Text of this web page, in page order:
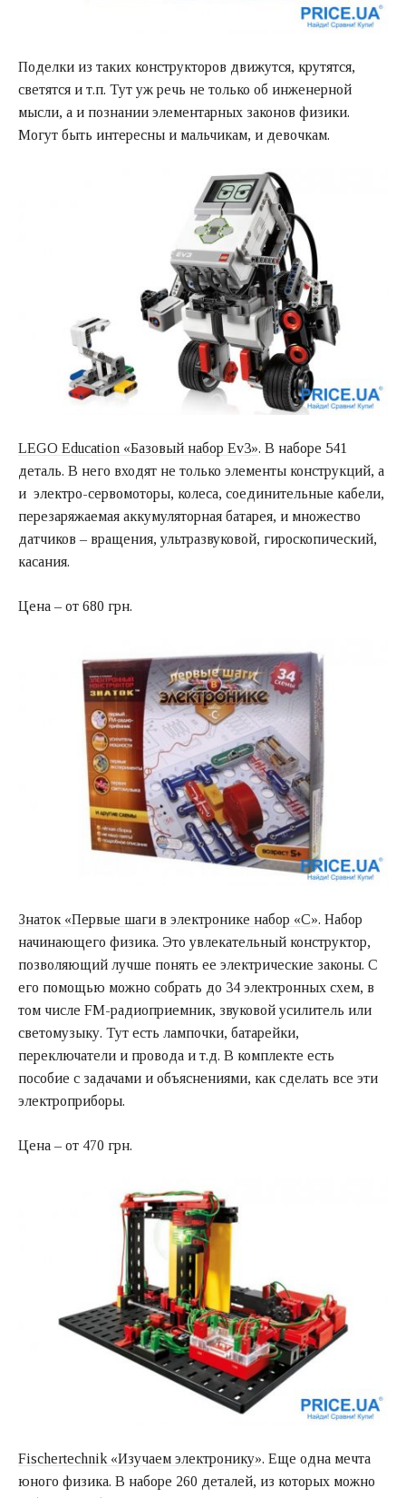
Поделки из таких конструкторов движутся, крутятся,
светятся и т.п. Тут уж речь не только об инженерной
мысли, а и познании элементарных законов физики.
Могут быть интересны и мальчикам, и девочкам.
LEGO Education «Базовый набор Ev3». В наборе 541
деталь. В него входят не только элементы конструкций, а
и электро-сервомоторы, колеса, соединительные кабели,
перезаряжаемая аккумуляторная батарея, и множество
датчиков – вращения, ультразвуковой, гироскопический,
касания.
Цена – от 680 грн.
Знаток «Первые шаги в электронике набор «C». Набор
начинающего физика. Это увлекательный конструктор,
позволяющий лучше понять ее электрические законы. С
его помощью можно собрать до 34 электронных схем, в
том числе FM-радиоприемник, звуковой усилитель или
светомузыку. Тут есть лампочки, батарейки,
переключатели и провода и т.д. В комплекте есть
пособие с задачами и объяснениями, как сделать все эти
электроприборы.
Цена – от 470 грн.
Fischertechnik «Изучаем электронику». Еще одна мечта
юного физика. В наборе 260 деталей, из которых можно